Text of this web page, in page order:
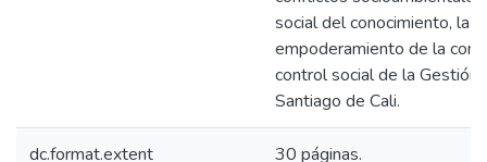
social del conocimiento, la
empoderamiento de la
control social de la Gestión
Santiago de Cali.
dc.format.extent 30 páginas.